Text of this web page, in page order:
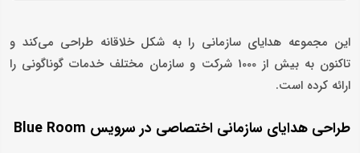
این مجموعه هدایای سازمانی را به شکل خلاقانه طراحی می‌کند و
تاکنون به بیش از 1000 شرکت و سازمان مختلف خدمات گوناگونی را
ارائه کرده است.
طراحی هدایای سازمانی اختصاصی در سرویس Blue Room